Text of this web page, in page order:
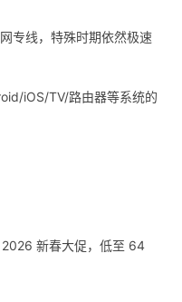
专线，特殊时期依然极速
iOS/TV/路由器等系统的
新春大促，低至 64